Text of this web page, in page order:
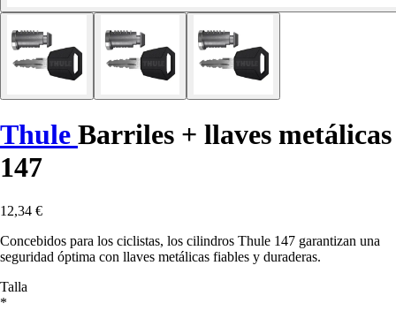
Thule Barriles + llaves metálicas
147
12,34 €
Concebidos para los ciclistas, los cilindros Thule 147 garantizan una
seguridad óptima con llaves metálicas fiables y duraderas.
Talla
*